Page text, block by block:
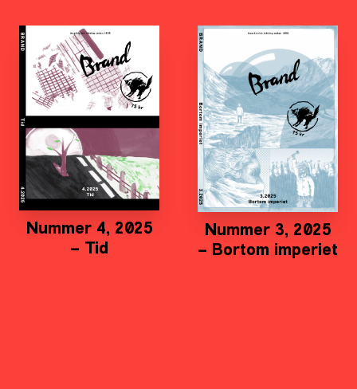
Nummer 4, 2025
– Tid
Nummer 3, 2025
– Bortom imperiet